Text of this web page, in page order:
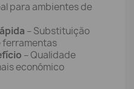
para ambientes de
– Substituição
ferramentas
– Qualidade
económico